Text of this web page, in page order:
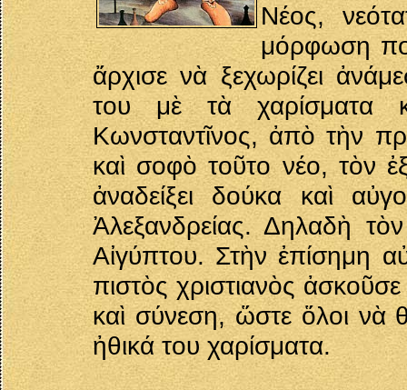
Νέος,
μόρφωση
ἄρχισε νὰ ξεχωρίζει
του μὲ τὰ χαρίσματα
Κωνσταντῖνος, ἀπὸ τὴν
καὶ σοφὸ τοῦτο νέο, τὸν
ἀναδείξει δούκα καὶ
Ἀλεξανδρείας. Δηλαδὴ
Αἰγύπτου. Στὴν ἐπίσημη
πιστὸς χριστιανὸς
καὶ σύνεση, ὥστε ὅλοι νὰ
ἠθικά του χαρίσματα.